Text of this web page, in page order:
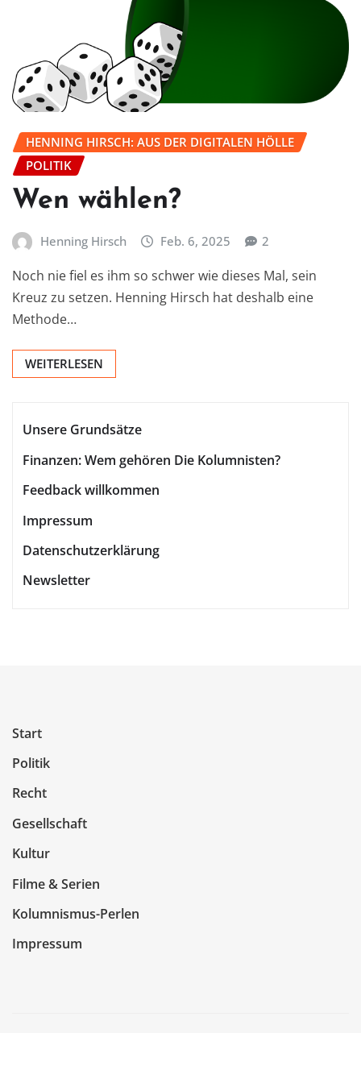
HENNING HIRSCH: AUS DER DIGITALEN HÖLLE
POLITIK
Wen wählen?
Henning Hirsch Feb. 6, 2025 2
Noch nie fiel es ihm so schwer wie dieses Mal, sein
Kreuz zu setzen. Henning Hirsch hat deshalb eine
Methode…
WEITERLESEN
Unsere Grundsätze
Finanzen: Wem gehören Die Kolumnisten?
Feedback willkommen
Impressum
Datenschutzerklärung
Newsletter
Start
Politik
Recht
Gesellschaft
Kultur
Filme & Serien
Kolumnismus-Perlen
Impressum